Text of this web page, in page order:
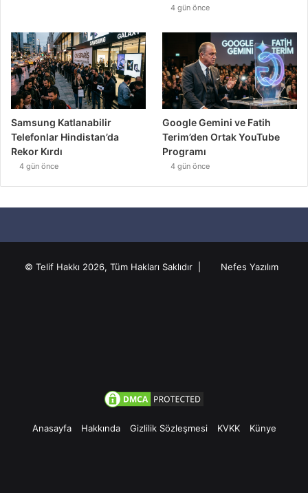
4 gün önce
Samsung Katlanabilir
Telefonlar Hindistan’da
Rekor Kırdı
4 gün önce
Google Gemini ve Fatih
Terim’den Ortak YouTube
Programı
4 gün önce
© Telif Hakkı 2026, Tüm Hakları Saklıdır | Nefes Yazılım
Anasayfa Hakkında Gizlilik Sözleşmesi KVKK Künye